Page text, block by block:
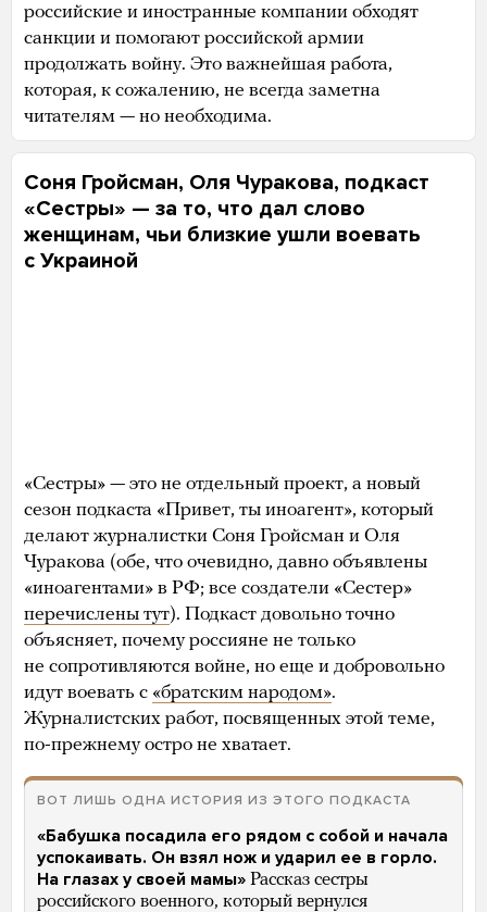
российские и иностранные компании обходят
санкции и помогают российской армии
продолжать войну. Это важнейшая работа,
которая, к сожалению, не всегда заметна
читателям — но необходима.
Соня Гройсман, Оля Чуракова, подкаст
«Сестры» — за то, что дал слово
женщинам, чьи близкие ушли воевать
с Украиной
«Сестры» — это не отдельный проект, а новый
сезон подкаста «Привет, ты иноагент», который
делают журналистки Соня Гройсман и Оля
Чуракова (обе, что очевидно, давно объявлены
«иноагентами» в РФ; все создатели «Сестер»
перечислены тут). Подкаст довольно точно
объясняет, почему россияне не только
не сопротивляются войне, но еще и добровольно
идут воевать с «братским народом».
Журналистских работ, посвященных этой теме,
по-прежнему остро не хватает.
ВОТ ЛИШЬ ОДНА ИСТОРИЯ ИЗ ЭТОГО ПОДКАСТА
«Бабушка посадила его рядом с собой и начала
успокаивать. Он взял нож и ударил ее в горло.
На глазах у своей мамы» Рассказ сестры
российского военного, который вернулся